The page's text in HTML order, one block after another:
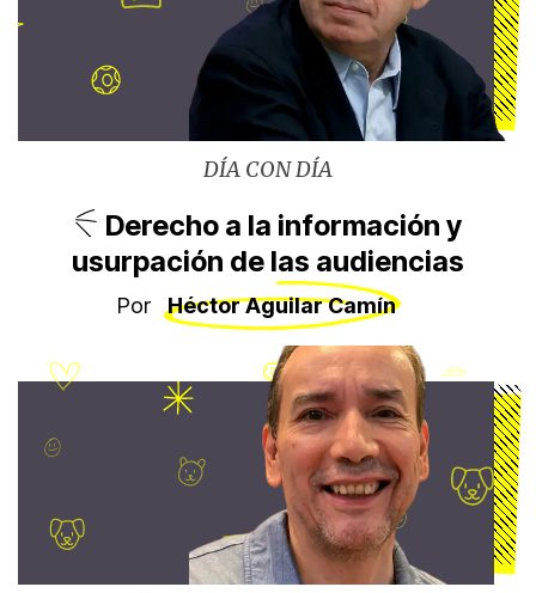
gobierno central.
DÍA CON DÍA
Derecho a la información y
usurpación de las audiencias
Por Héctor Aguilar Camín